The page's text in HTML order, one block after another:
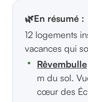
🌿En résumé :
12 logements
vacances qui
Rêvembulle
m du sol.
cœur des